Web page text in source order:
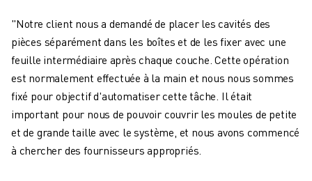
"Notre client nous a demandé de placer les cavités des
pièces séparément dans les boîtes et de les fixer avec une
feuille intermédiaire après chaque couche. Cette opération
est normalement effectuée à la main et nous nous sommes
fixé pour objectif d'automatiser cette tâche. Il était
important pour nous de pouvoir couvrir les moules de petite
et de grande taille avec le système, et nous avons commencé
à chercher des fournisseurs appropriés.